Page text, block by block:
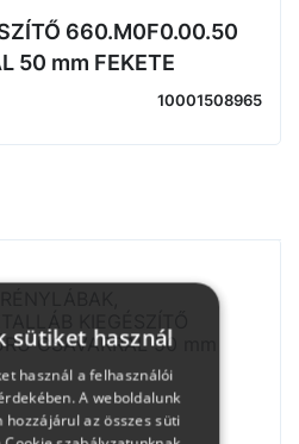
660.M0F0.00.50
50 mm FEKETE
10001508965
KIEGÉSZÍTŐ
CSAVARRAL 50 mm
sütiket használ
használ a felhasználói
A weboldalunk
hozzájárul az összes süti